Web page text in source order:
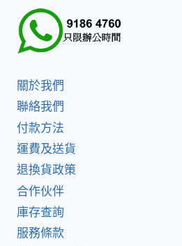
關於我們
聯絡我們
付款方法
運費及送貨
退換貨政策
合作伙伴
庫存查詢
服務條款